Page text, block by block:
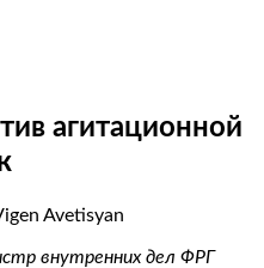
агитационной
Avetisyan
внутренних дел ФРГ